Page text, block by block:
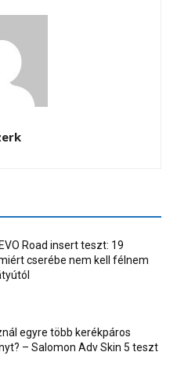
Road insert teszt: 19
cserébe nem kell félnem
egyre több kerékpáros
– Salomon Adv Skin 5 teszt